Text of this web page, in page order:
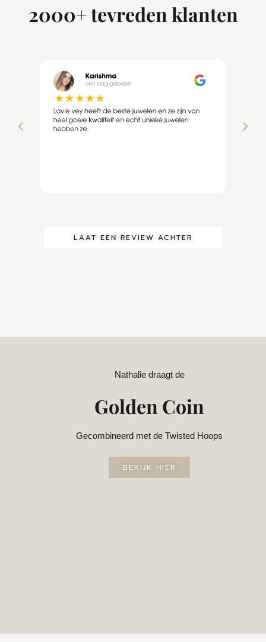
2000+ tevreden klanten
LAAT EEN REVIEW ACHTER
Nathalie draagt de
Golden Coin
Gecombineerd met de Twisted Hoops
BEKIJK HIER